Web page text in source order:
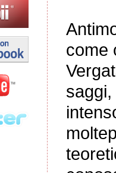
come